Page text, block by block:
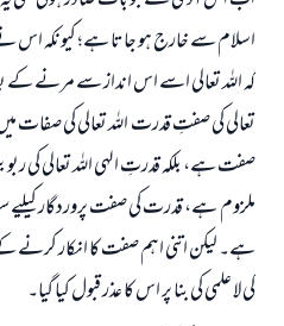
اسلام سے خارج ہو جاتا ہے؛ کیونکہ اس نے
کہ اللہ تعالی اسے اس انداز سے مرنے کے
تعالی کی صفتِ قدرت اللہ تعالی کی
صفت ہے، بلکہ قدرتِ الہی اللہ تعالی کی
ملزوم ہے، قدرت کی صفت پروردگار
ہے۔ لیکن اتنی اہم صفت کا انکار کرنے کے
کی لا علمی کی بنا پر اس کا عذر قبول کیا گیا۔